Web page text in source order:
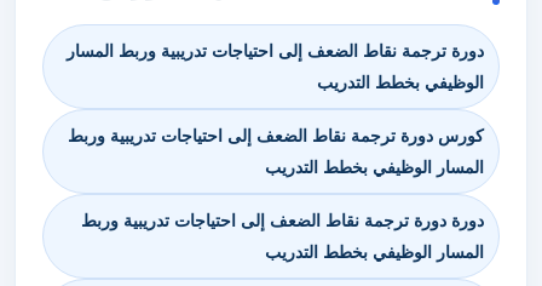
دورة ترجمة نقاط الضعف إلى احتياجات تدريبية وربط المسار
الوظيفي بخطط التدريب
كورس دورة ترجمة نقاط الضعف إلى احتياجات تدريبية وربط
المسار الوظيفي بخطط التدريب
دورة دورة ترجمة نقاط الضعف إلى احتياجات تدريبية وربط
المسار الوظيفي بخطط التدريب